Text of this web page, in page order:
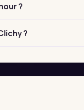
?
?